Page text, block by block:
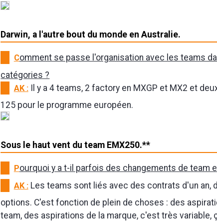
Darwin, a l'autre bout du monde en Australie.
Comment se passe l'organisation avec les teams
catégories ?
AK :Il y a 4 teams, 2 factory en MXGP et MX2 et
125 pour le programme européen.
Sous le haut vent du team EMX250.**
Pourquoi y a t-il parfois des changements de team
AK :Les teams sont liés avec des contrats d'un an,
options. C'est fonction de plein de choses : des
team, des aspirations de la marque, c'est très variable,